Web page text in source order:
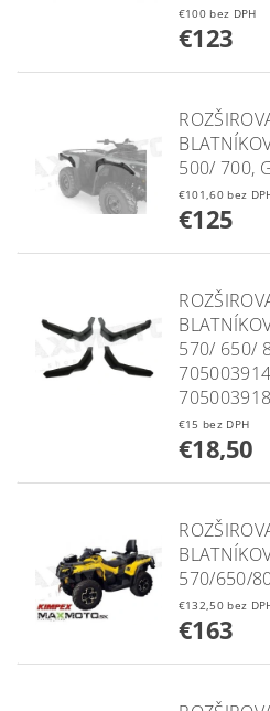
€100 bez DPH
€123
500/ 700,
€101,60 bez
€125
570/ 650/
€15 bez DPH
€18,50
570/650/
€132,50 bez
€163